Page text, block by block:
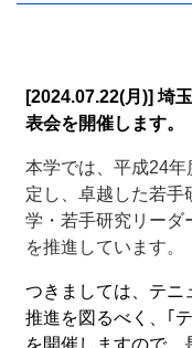
[2024.07.22(月)] 埼
表会を開催します。
本学では、平成24年
定し、卓越した若手
学・若手研究リーダ
を推進しています。
つきましては、テニ
推進を図るべく、｢